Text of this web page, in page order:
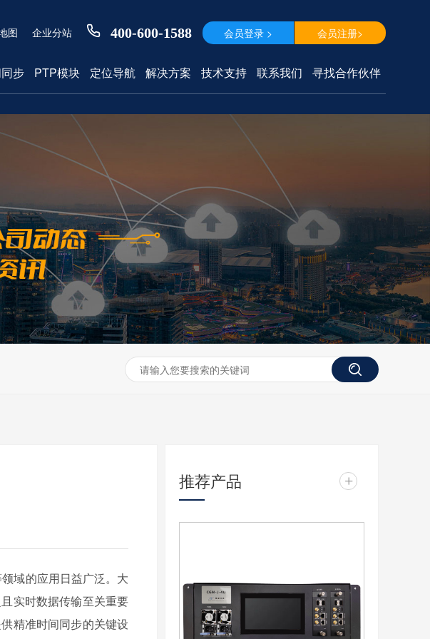
图 企业分站 400-600-1588 会员登录 > 会员注册>
步 PTP模块 定位导航 解决方案 技术支持 联系我们 寻找合作伙伴
域的应用日益广泛。大
实时数据传输至关重要
精准时间同步的关键设
推荐产品 +